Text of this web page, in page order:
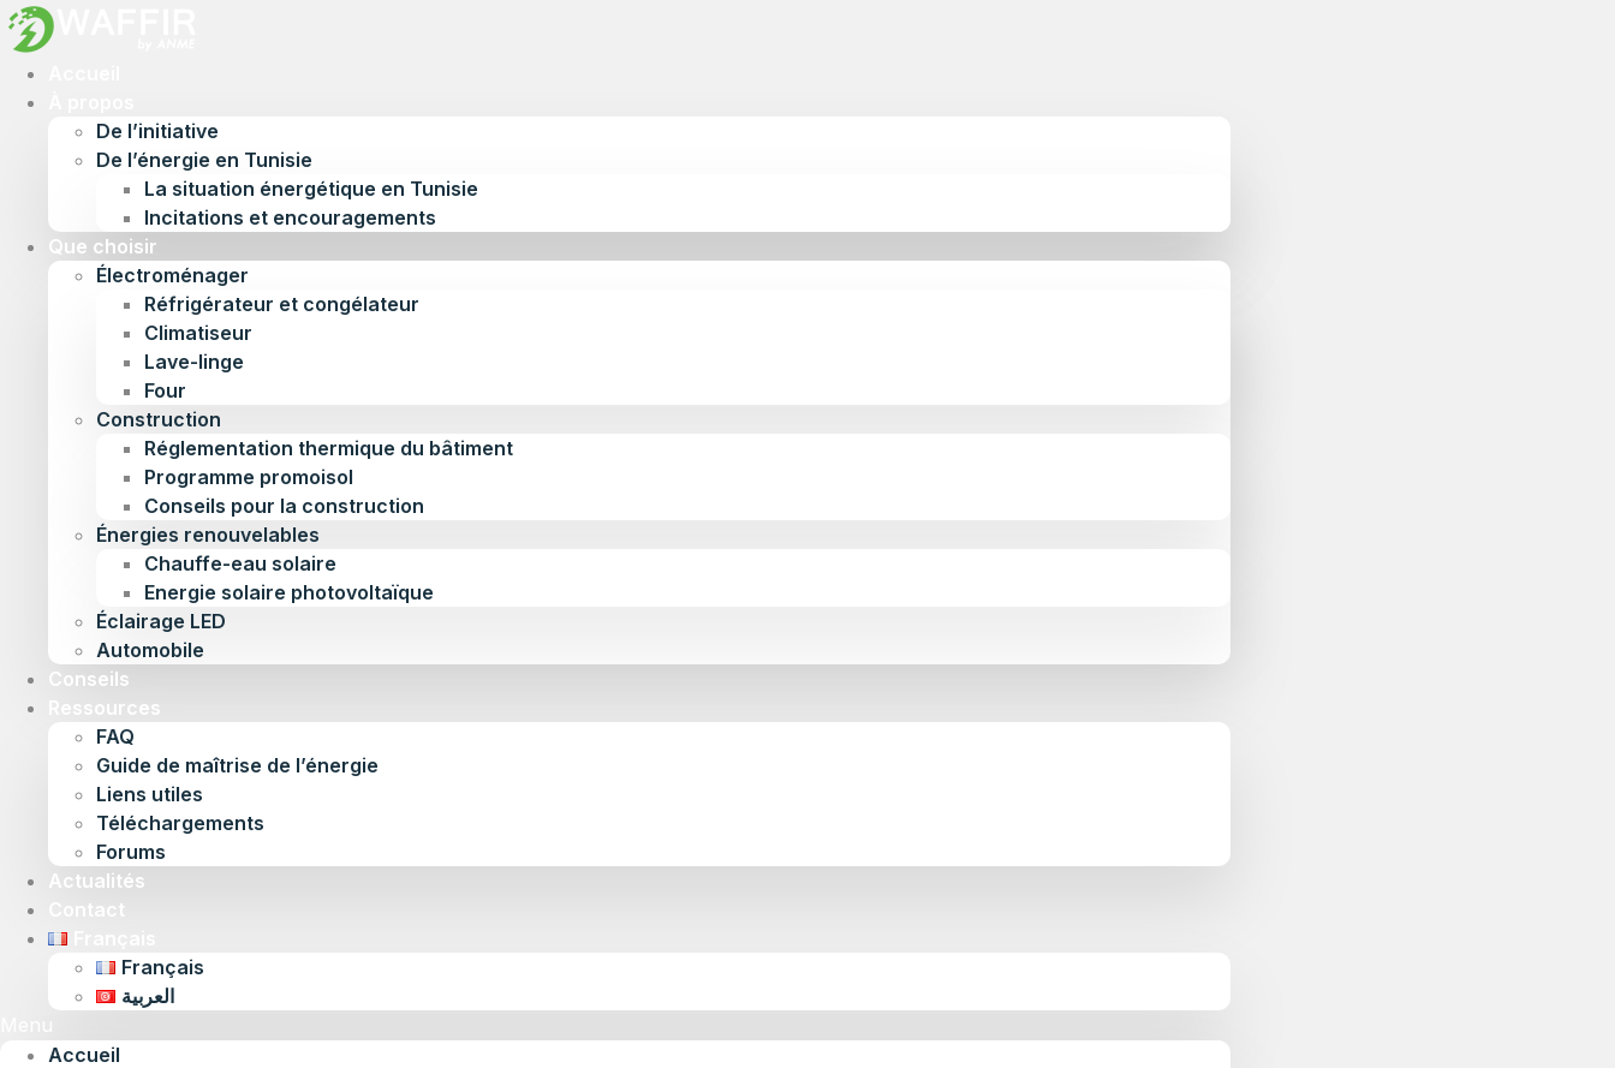
De l’initiative
De l’énergie en Tunisie
La situation énergétique en Tunisie
Incitations et encouragements
Que choisir
Électroménager
Réfrigérateur et congélateur
Climatiseur
Lave-linge
Four
Construction
Réglementation thermique du bâtiment
Programme promoisol
Conseils pour la construction
Énergies renouvelables
Chauffe-eau solaire
Energie solaire photovoltaïque
Éclairage LED
Automobile
Conseils
Ressources
FAQ
Guide de maîtrise de l’énergie
Liens utiles
Téléchargements
Forums
Actualités
Contact
Français
العربية
Accueil